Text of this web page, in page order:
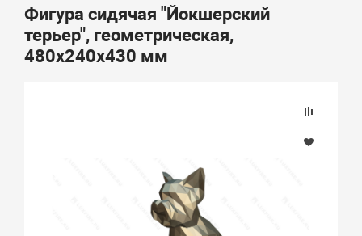
Фигура сидячая "Йокшерский
терьер", геометрическая,
480х240х430 мм